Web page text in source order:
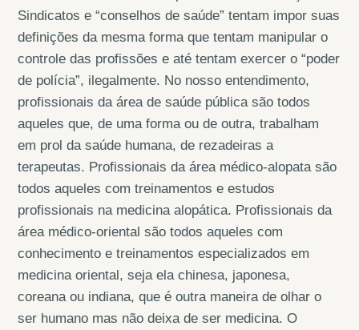
Sindicatos e “conselhos de saúde” tentam impor suas
definições da mesma forma que tentam manipular o
controle das profissões e até tentam exercer o “poder
de polícia”, ilegalmente. No nosso entendimento,
profissionais da área de saúde pública são todos
aqueles que, de uma forma ou de outra, trabalham
em prol da saúde humana, de rezadeiras a
terapeutas. Profissionais da área médico-alopata são
todos aqueles com treinamentos e estudos
profissionais na medicina alopática. Profissionais da
área médico-oriental são todos aqueles com
conhecimento e treinamentos especializados em
medicina oriental, seja ela chinesa, japonesa,
coreana ou indiana, que é outra maneira de olhar o
ser humano mas não deixa de ser medicina. O